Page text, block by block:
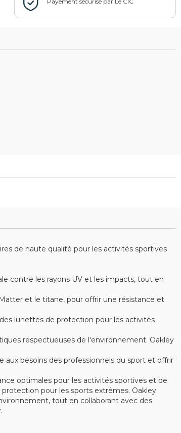
de haute qualité pour les activités sportives
contre les rayons UV et les impacts, tout en
et le titane, pour offrir une résistance et
lunettes de protection pour les activités
respectueuses de l'environnement. Oakley
besoins des professionnels du sport et offrir
optimales pour les activités sportives et de
pour les sports extrêmes. Oakley
tout en collaborant avec des